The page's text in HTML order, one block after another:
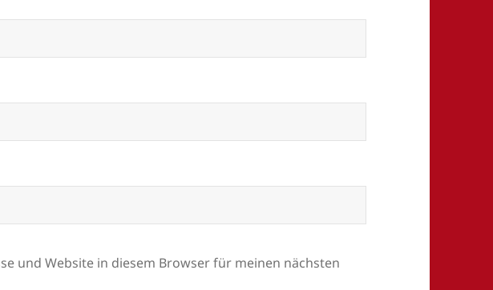
und Website in diesem Browser für meinen nächsten